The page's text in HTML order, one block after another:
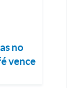
no
vence